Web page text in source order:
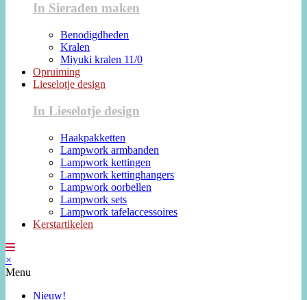
In Sieraden maken
Benodigdheden
Kralen
Miyuki kralen 11/0
Opruiming
Lieselotje design
In Lieselotje design
Haakpakketten
Lampwork armbanden
Lampwork kettingen
Lampwork kettinghangers
Lampwork oorbellen
Lampwork sets
Lampwork tafelaccessoires
Kerstartikelen
×
Menu
Nieuw!